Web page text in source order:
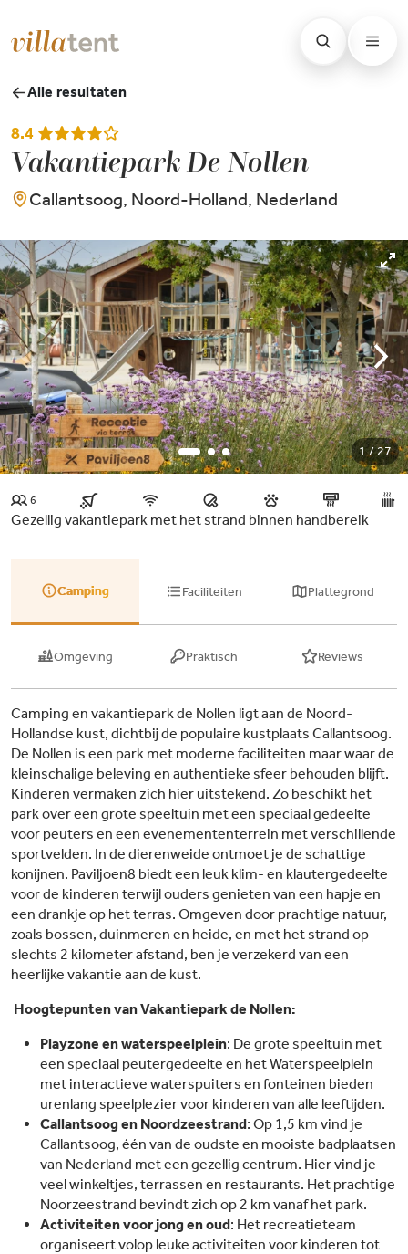
Alle resultaten
8.4
Vakantiepark De Nollen
Callantsoog, Noord-Holland, Nederland
1 / 27
6
Gezellig vakantiepark met het strand binnen handbereik
Camping Faciliteiten Plattegrond
Omgeving Praktisch Reviews
Camping en vakantiepark de Nollen ligt aan de Noord-
Hollandse kust, dichtbij de populaire kustplaats Callantsoog.
De Nollen is een park met moderne faciliteiten maar waar de
kleinschalige beleving en authentieke sfeer behouden blijft.
Kinderen vermaken zich hier uitstekend. Zo beschikt het
park over een grote speeltuin met een speciaal gedeelte
voor peuters en een evenemententerrein met verschillende
sportvelden. In de dierenweide ontmoet je de schattige
konijnen. Paviljoen8 biedt een leuk klim- en klautergedeelte
voor de kinderen terwijl ouders genieten van een hapje en
een drankje op het terras. Omgeven door prachtige natuur,
zoals bossen, duinmeren en heide, en met het strand op
slechts 2 kilometer afstand, ben je verzekerd van een
heerlijke vakantie aan de kust.
Hoogtepunten van Vakantiepark de Nollen:
Playzone en waterspeelplein: De grote speeltuin met
een speciaal peutergedeelte en het Waterspeelplein
met interactieve waterspuiters en fonteinen bieden
urenlang speelplezier voor kinderen van alle leeftijden.
Callantsoog en Noordzeestrand: Op 1,5 km vind je
Callantsoog, één van de oudste en mooiste badplaatsen
van Nederland met een gezellig centrum. Hier vind je
veel winkeltjes, terrassen en restaurants. Het prachtige
Noorzeestrand bevindt zich op 2 km vanaf het park.
Activiteiten voor jong en oud: Het recreatieteam
organiseert volop leuke activiteiten voor kinderen tot